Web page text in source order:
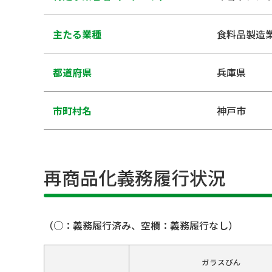
主たる業種 食料品製造
都道府県 兵庫県
市町村名 神戸市
再商品化義務履行状況
（○：義務履行済み、空欄：義務履行なし）
ガラスびん